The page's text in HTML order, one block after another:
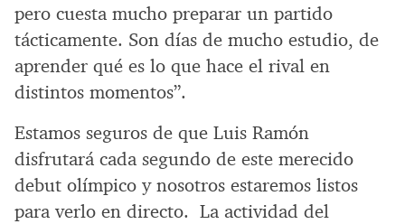
pero cuesta mucho preparar un partido
tácticamente. Son días de mucho estudio, de
aprender qué es lo que hace el rival en
distintos momentos”.
Estamos seguros de que Luis Ramón
disfrutará cada segundo de este merecido
debut olímpico y nosotros estaremos listos
para verlo en directo. La actividad del